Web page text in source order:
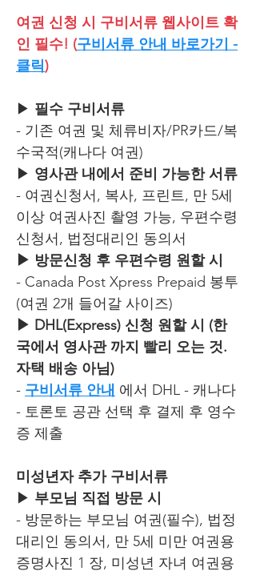
여권 신청 시 구비서류 웹사이트 확
인 필수! (구비서류 안내 바로가기 -
클릭)
▶ 필수 구비서류
- 기존 여권 및 체류비자/PR카드/복
수국적(캐나다 여권)
▶ 영사관 내에서 준비 가능한 서류
- 여권신청서, 복사, 프린트, 만 5세
이상 여권사진 촬영 가능, 우편수령
신청서, 법정대리인 동의서
▶ 방문신청 후 우편수령 원할 시
- Canada Post Xpress Prepaid 봉투
(여권 2개 들어갈 사이즈)
▶ DHL(Express) 신청 원할 시 (한
국에서 영사관 까지 빨리 오는 것.
자택 배송 아님)
- 구비서류 안내 ​ 에서 DHL - 캐나다
- 토론토 공관 선택 후 결제 후 영수
증 제출
미성년자 추가 구비서류
▶ 부모님 직접 방문 시
- 방문하는 부모님 여권(필수), 법정
대리인 동의서, 만 5세 미만 여권용
증명사진 1 장, 미성년 자녀 여권용